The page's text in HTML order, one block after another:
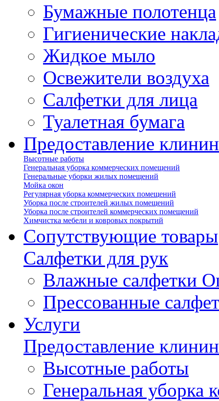
Бумажные полотенца
Гигиенические
Жидкое мыло
Освежители воздуха
Салфетки для лица
Туалетная бумага
Предоставление
Высотные работы
Генеральная уборка коммерческих помещений
Генеральные уборки жилых помещений
Мойка окон
Регулярная уборка коммерческих помещений
Уборка после строителей жилых помещений
Уборка после строителей коммерческих помещений
Химчистка мебели и ковровых покрытий
Сопутствующие товары
Салфетки для рук
Влажные салфетки
Прессованные
Услуги
Предоставление
Высотные работы
Генеральная